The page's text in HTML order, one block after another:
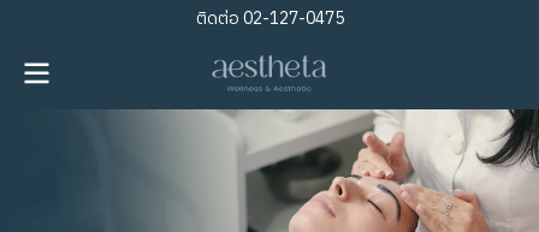
ติดต่อ02-127-0475